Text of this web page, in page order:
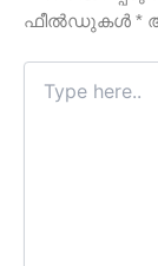
ഫീല്‍ഡുകള്‍ *
here..